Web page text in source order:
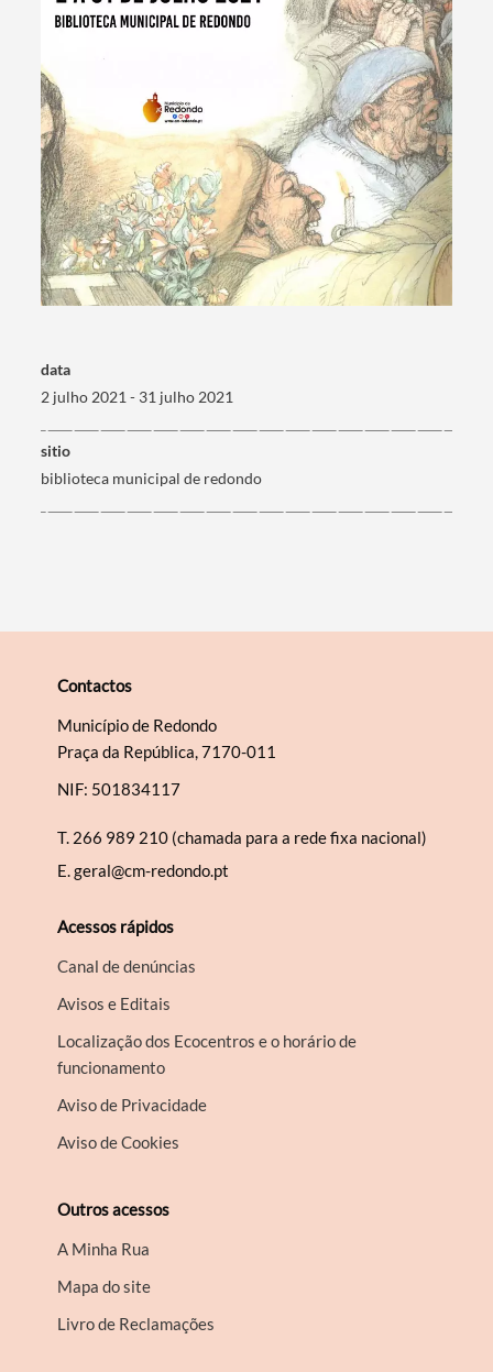
Termo de Pesquisa
Categorias gerais
Filtros
data
2 julho 2021 - 31 julho 2021
sitio
biblioteca municipal de redondo
Contactos
Município de Redondo
Praça da República, 7170-011
NIF: 501834117
T. 266 989 210 (chamada para a rede fixa nacional)
E.geral@cm-redondo.pt
Acessos rápidos
Canal de denúncias
Avisos e Editais
Localização dos Ecocentros e o horário de
funcionamento
Aviso de Privacidade
Aviso de Cookies
Outros acessos
A Minha Rua
Mapa do site
Livro de Reclamações